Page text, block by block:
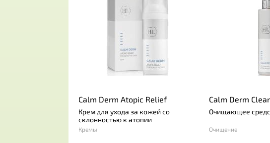
Calm Derm Atopic Relief
Крем для ухода за кожей со
склонностью к атопии
Кремы
Calm Derm
Очищающее
Очищение